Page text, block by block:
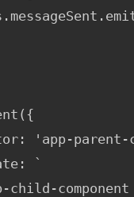
'app-parent-
`
child-